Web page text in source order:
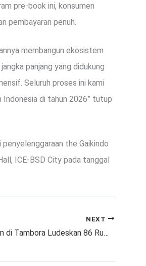
pre-book ini, konsumen
pembayaran penuh.
membangun ekosistem
panjang yang didukung
Seluruh proses ini kami
Indonesia di tahun 2026” tutup
the Gaikindo
ICE-BSD City pada tanggal
NEXT
Kebakaran di Tambora Ludeskan 86 Rumah, 9 Jam Api Padam